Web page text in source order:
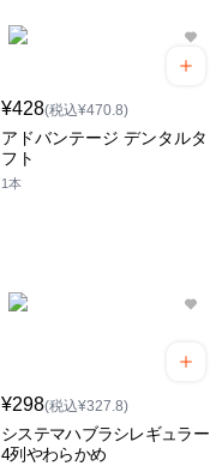
¥428(税込¥470.8)
アドバンテージ デンタルタ
フト
1本
¥298(税込¥327.8)
システマハブラシレギュラー
4列やわらかめ